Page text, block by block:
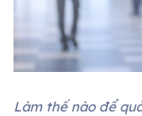
Làm thế nào để